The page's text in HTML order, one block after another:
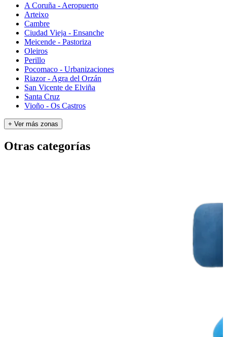
A Coruña - Aeropuerto
Arteixo
Cambre
Ciudad Vieja - Ensanche
Meicende - Pastoriza
Oleiros
Perillo
Pocomaco - Urbanizaciones
Riazor - Agra del Orzán
San Vicente de Elviña
Santa Cruz
Vioño - Os Castros
+ Ver más zonas
Otras categorías